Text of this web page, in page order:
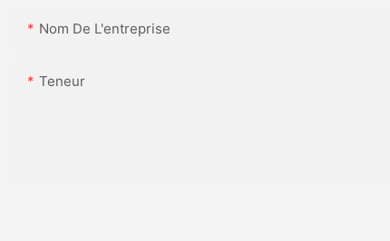
Nom De L'entreprise
Teneur